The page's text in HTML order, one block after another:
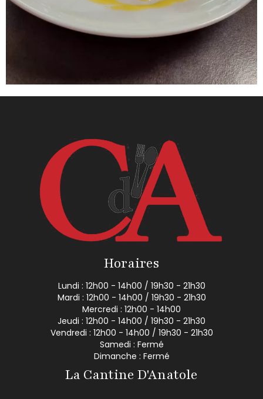
Horaires
Lundi : 12h00 - 14h00 / 19h30 - 21h30
Mardi : 12h00 - 14h00 / 19h30 - 21h30
Mercredi : 12h00 - 14h00
Jeudi : 12h00 - 14h00 / 19h30 - 21h30
Vendredi : 12h00 - 14h00 / 19h30 - 21h30
Samedi : Fermé
Dimanche : Fermé
La Cantine D'Anatole